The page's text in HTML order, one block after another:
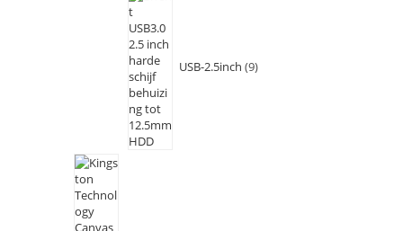
USB-2.5inch 9